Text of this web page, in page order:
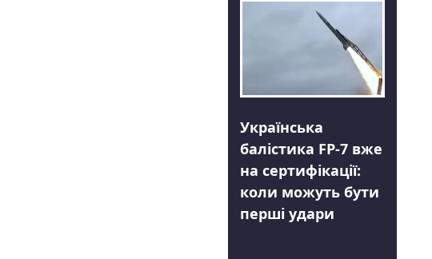
Українська
балістика FP-7 вже
на сертифікації:
коли можуть бути
перші удари